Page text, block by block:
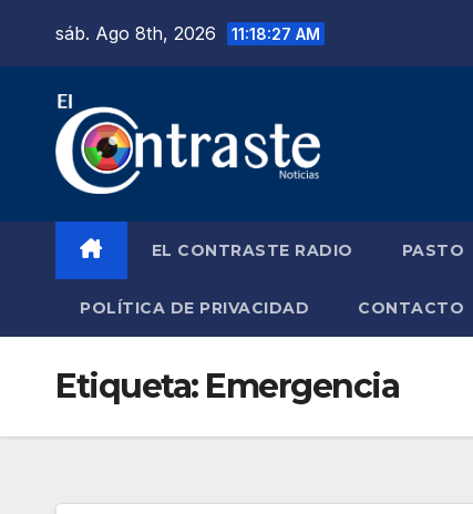
sáb. Ago 8th, 2026 11:18:28 AM
EL CONTRASTE RADIO PASTO
POLÍTICA DE PRIVACIDAD CONTACTO
Etiqueta: Emergencia